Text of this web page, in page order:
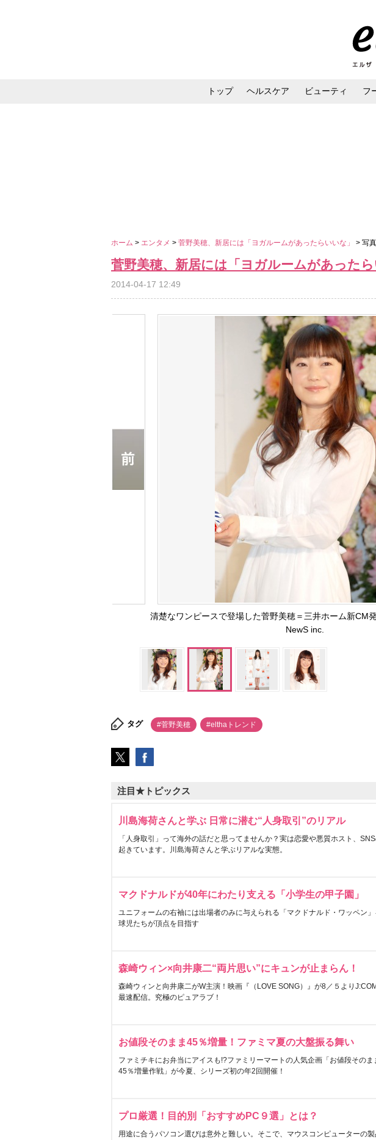
トップ ヘルスケア ビューティ フ
ホーム > エンタメ > 菅野美穂、新居には「ヨガルームがあったらいいな」 > 写
菅野美穂、新居には「ヨガルームがあったら
2014-04-17 12:49
清楚なワンピースで登場した菅野美穂＝三井ホーム新
NewS inc.
タグ #菅野美穂 #elthaトレンド
注目★トピックス
川島海荷さんと学ぶ 日常に潜む“人身取引”のリアル
「人身取引」って海外の話だと思ってませんか？実は恋愛や悪質ホスト、
起きています。川島海荷さんと学ぶリアルな実態。
マクドナルドが40年にわたり支える「小学生の甲子園」
ユニフォームの右袖には出場者のみに与えられる「マクドナルド・ワッペン
球児たちが頂点を目指す
森崎ウィン×向井康二“両片思い”にキュンが止まらん！
森崎ウィンと向井康二がW主演！映画『（LOVE SONG）』が8／５より
最速配信。究極のピュアラブ！
お値段そのまま45％増量！ファミマ夏の大盤振る舞い
ファミチキにお弁当にアイスも!?ファミリーマートの人気企画「お値段そのま
45％増量作戦」が今夏、シリーズ初の年2回開催！
プロ厳選！目的別「おすすめPC９選」とは？
用途に合うパソコン選びは意外と難しい。そこで、マウスコンピューターの